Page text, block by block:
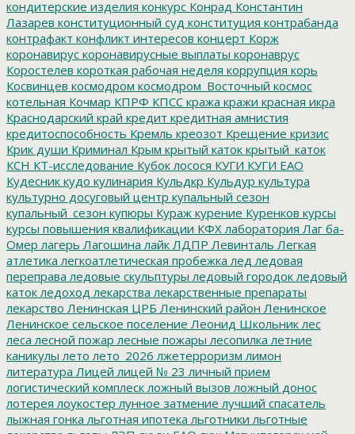
кондитерские изделия конкурс Конрад Константин
Лазарев конституционный суд конституция контрабанда
контрафакт конфликт интересов концерт Корж
коронавирус коронавирусные выплаты коронаврус
Коростелев короткая рабочая неделя коррупция корь
Косвинцев космодром космодром_Восточный космос
котельная Кочмар КПРФ КПСС кража кражи красная икра
Краснодарский край кредит кредитная амнистия
кредитоспособность Кремль креозот Крещение кризис
Крик души Криминал Крым крытый каток крытый_каток
КСН КТ-исследование Кубок лосося КУГИ КУГИ ЕАО
Кудесник кудо кулинария Кульдкр Кульдур культура
культурно досуговый центр купальный сезон
купальный_сезон купюры Кураж курение Куренков курсы
курсы повышения квалификации КФХ лаборатория Лаг ба-
Омер лагерь Лагошина лайк ЛДПР Левинталь Легкая
атлетика легкоатлетическая пробежка лед ледовая
переправа ледовые скульптуры ледовый городок ледовый
каток ледоход лекарства лекарственные препараты
лекарство Ленинская ЦРБ Ленинский район Ленинское
Ленинское сельское поселение Леонид Школьник лес
леса лесной пожар лесные пожары лесопилка летние
каникулы лето лето_2026 лжетерроризм лимон
литература Лицей лицей № 23 личный прием
логистический комплеск ложный вызов ложный донос
лотерея лоукостер лунное затмение лучший спасатель
лыжная гонка льготная ипотека льготники льготные